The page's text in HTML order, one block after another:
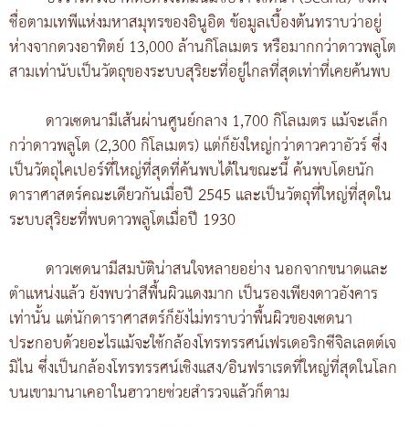
ชื่อตามเทพีแห่งมหาสมุทรของอินูอิต ข้อมูลเบื้องต้นทราบว่าอยู่
ห่างจากดวงอาทิตย์ 13,000 ล้านกิโลเมตร หรือมากกว่าดาวพลูโต
สามเท่านับเป็นวัตถุของระบบสุริยะที่อยู่ไกลที่สุดเท่าที่เคยค้นพบ
ดาวเซดนามีเส้นผ่านศูนย์กลาง 1,700 กิโลเมตร แม้จะเล็ก
กว่าดาวพลูโต (2,300 กิโลเมตร) แต่ก็ยังใหญ่กว่าดาวควาอัวร์ ซึ่ง
เป็นวัตถุไคเปอร์ที่ใหญ่ที่สุดที่ค้นพบได้ในขณะนี้ ค้นพบโดยนัก
ดาราศาสตร์คณะเดียวกันเมื่อปี 2545 และเป็นวัตถุที่ใหญ่ที่สุดใน
ระบบสุริยะที่พบดาวพลูโตเมื่อปี 1930
ดาวเซดนามีสมบัติน่าสนใจหลายอย่าง นอกจากขนาดและ
ตำแหน่งแล้ว ยังพบว่าสีพื้นผิวแดงมาก เป็นรองเพียงดาวอังคาร
เท่านั้น แต่นักดาราศาสตร์ก็ยังไม่ทราบว่าพื้นผิวของเซดนา
ประกอบด้วยอะไรแม้จะใช้กล้องโทรทรรศน์เฟรเดอริกซีจิลเลตต์เจ
มิไน ซึ่งเป็นกล้องโทรทรรศน์เชิงแสง/อินฟราเรดที่ใหญ่ที่สุดในโลก
บนเขามานาเคอาในฮาวายช่วยสำรวจแล้วก็ตาม